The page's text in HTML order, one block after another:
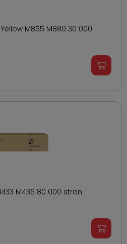
M855 M880 30 000
M436 80 000 stron